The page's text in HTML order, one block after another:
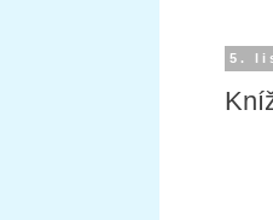
5.